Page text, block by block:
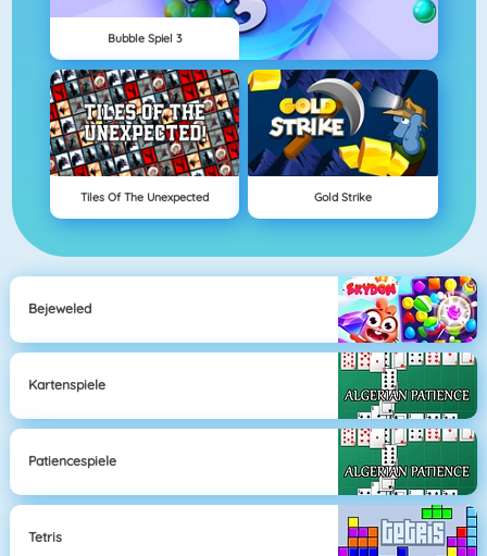
Bubble Spiel 3
Tiles Of The Unexpected Gold Strike
Bejeweled
Kartenspiele
Patiencespiele
Tetris